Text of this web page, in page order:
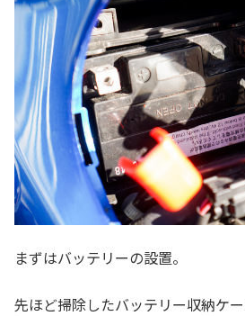
まずはバッテリーの設置。
先ほど掃除したバッテリー収納ケ